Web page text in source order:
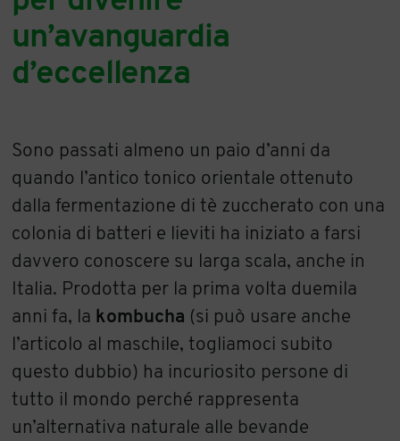
un’avanguardia
d’eccellenza
Sono passati almeno un paio d’anni da
quando l’antico tonico orientale ottenuto
dalla fermentazione di tè zuccherato con una
colonia di batteri e lieviti ha iniziato a farsi
davvero conoscere su larga scala, anche in
Italia. Prodotta per la prima volta duemila
anni fa, la kombucha (si può usare anche
l’articolo al maschile, togliamoci subito
questo dubbio) ha incuriosito persone di
tutto il mondo perché rappresenta
un’alternativa naturale alle bevande